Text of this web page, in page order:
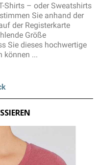
Shirts – oder Sweatshirts
Sie anhand der
der Registerkarte
Größe
Sie dieses hochwertige
können ...